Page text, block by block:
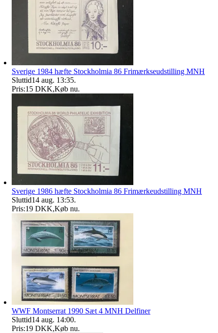
Sverige 1984 hæfte Stockholmia 86 Frimærkseudstilling MNH
Sluttid14 aug. 13:35.
Pris:15 DKK,Køb nu.
Sverige 1986 hæfte Stockholmia 86 Frimærkeudstilling MNH
Sluttid14 aug. 13:53.
Pris:19 DKK,Køb nu.
WWF Montserrat 1990 Sæt 4 MNH Delfiner
Sluttid14 aug. 14:00.
Pris:19 DKK,Køb nu.